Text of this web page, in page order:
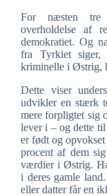
For næsten tre
overholdelse af
demokratiet. Og
fra Tyrkiet
kriminelle i Østrig,
Dette viser
udvikler en stærk
mere forpligtet sig
lever i – og dette
er født og
procent af dem
værdier i Østrig.
i deres gamle
eller datter får en